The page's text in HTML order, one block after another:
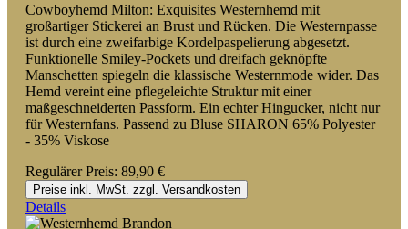
Cowboyhemd Milton: Exquisites Westernhemd mit
großartiger Stickerei an Brust und Rücken. Die Westernpasse
ist durch eine zweifarbige Kordelpaspelierung abgesetzt.
Funktionelle Smiley-Pockets und dreifach geknöpfte
Manschetten spiegeln die klassische Westernmode wider. Das
Hemd vereint eine pflegeleichte Struktur mit einer
maßgeschneiderten Passform. Ein echter Hingucker, nicht nur
für Westernfans. Passend zu Bluse SHARON 65% Polyester
- 35% Viskose
Regulärer Preis: 89,90 €
Preise inkl. MwSt. zzgl. Versandkosten
Details